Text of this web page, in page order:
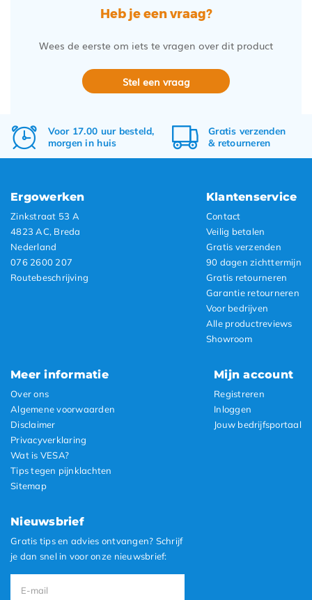
Heb je een vraag?
Wees de eerste om iets te vragen over dit product
Stel een vraag
Voor 17.00 uur besteld,
morgen in huis
Gratis verzenden
& retourneren
Ergowerken
Zinkstraat 53 A
4823 AC, Breda
Nederland
076 2600 207
Routebeschrijving
Klantenservice
Contact
Veilig betalen
Gratis verzenden
90 dagen zichttermijn
Gratis retourneren
Garantie retourneren
Voor bedrijven
Alle productreviews
Showroom
Meer informatie
Over ons
Algemene voorwaarden
Disclaimer
Privacyverklaring
Wat is VESA?
Tips tegen pijnklachten
Sitemap
Mijn account
Registreren
Inloggen
Jouw bedrijfsportaal
Nieuwsbrief
Gratis tips en advies ontvangen? Schrijf
je dan snel in voor onze nieuwsbrief: